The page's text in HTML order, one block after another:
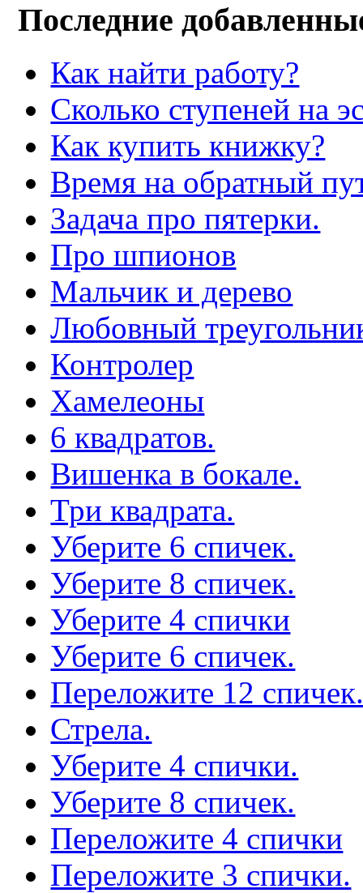
Последние
Как найти работу?
Сколько ступеней на
Как купить книжку?
Время на обратный
Задача про пятерки.
Про шпионов
Мальчик и дерево
Любовный
Контролер
Хамелеоны
6 квадратов.
Вишенка в бокале.
Три квадрата.
Уберите 6 спичек.
Уберите 8 спичек.
Уберите 4 спички
Уберите 6 спичек.
Переложите 12
Стрела.
Уберите 4 спички.
Уберите 8 спичек.
Переложите 4 спички
Переложите 3 спички.